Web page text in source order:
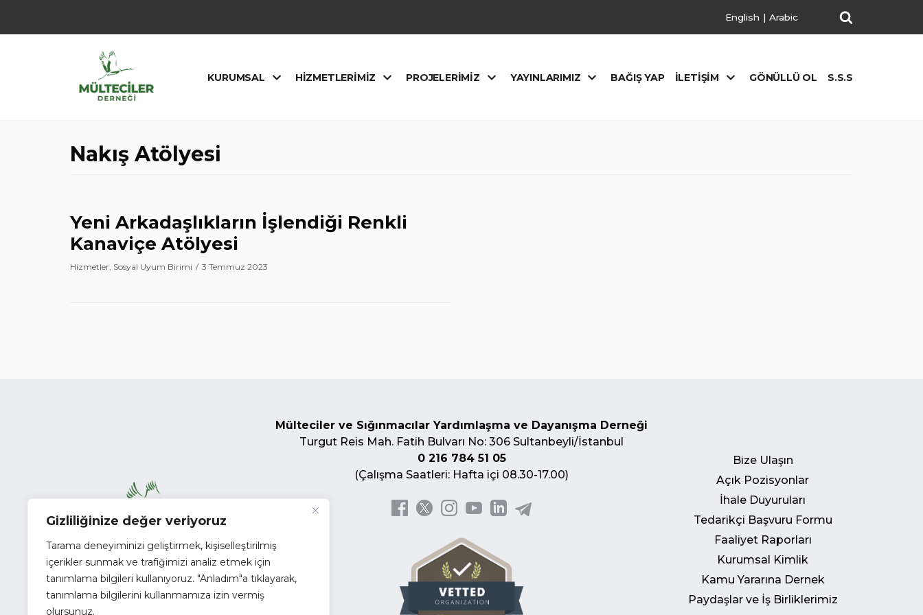
Gizliliğinize değer veriyoruz
Tarama deneyiminizi geliştirmek, kişiselleştirilmiş
içerikler sunmak ve trafiğimizi analiz etmek için
tanımlama bilgileri kullanıyoruz. "Anladım"a tıklayarak,
tanımlama bilgilerini kullanmamıza izin vermiş
olursunuz.
geç
English | Arabic
KURUMSAL HIZMETLERIMIZ PROJELERIMIZ YAYINLARIMIZ BAĞIŞ YAP İLETIŞIM GÖNÜLLÜ OL S.S.S
Nakış Atölyesi
Yeni Arkadaşlıkların İşlendiği Renkli
Kanaviçe Atölyesi
Hizmetler, Sosyal Uyum Birimi 3 Temmuz 2023
Mülteciler ve Sığınmacılar Yardımlaşma ve Dayanışma Derneği
Turgut Reis Mah. Fatih Bulvarı No: 306 Sultanbeyli/İstanbul
0 216 784 51 05
(Çalışma Saatleri: Hafta içi 08.30-17.00)
Bize Ulaşın
Açık Pozisyonlar
İhale Duyuruları
Tedarikçi Başvuru Formu
Faaliyet Raporları
Kurumsal Kimlik
Kamu Yararına Dernek
Paydaşlar ve İş Birliklerimiz